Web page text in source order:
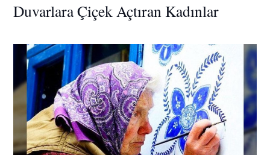
Duvarlara Çiçek Açtıran Kadınlar